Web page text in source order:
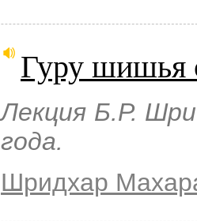
Гуру шишья
Лекция Б.Р.
года.
Шридхар